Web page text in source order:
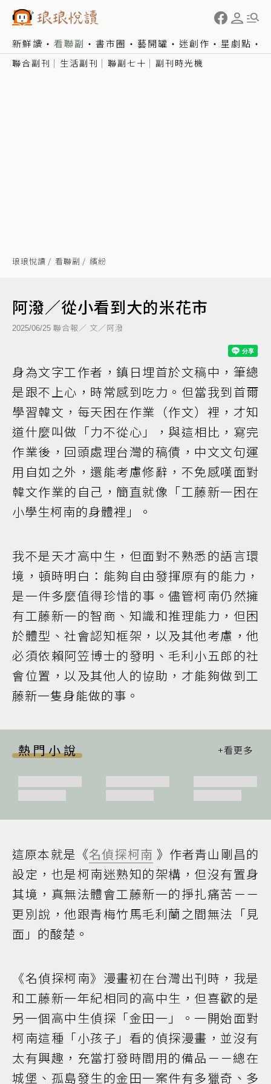
新鮮讀 看聯副 書市圈 藝開罐 迷創作 星劇點
聯合副刊 生活副刊 聯副七十 副刊時光機
琅琅悅讀 看聯副 繽紛
阿潑／從小看到大的米花市
2025/06/25 聯合報／ 文／阿潑
身為文字工作者，鎮日埋首於文稿中，筆總
是跟不上心，時常感到吃力。但當我到首爾
學習韓文，每天困在作業（作文）裡，才知
道什麼叫做「力不從心」，與這相比，寫完
作業後，回頭處理台灣的稿債，中文文句運
用自如之外，還能考慮修辭，不免感嘆面對
韓文作業的自己，簡直就像「工藤新一困在
小學生柯南的身體裡」。
我不是天才高中生，但面對不熟悉的語言環
境，頓時明白：能夠自由發揮原有的能力，
是一件多麼值得珍惜的事。儘管柯南仍然擁
有工藤新一的智商、知識和推理能力，但困
於體型、社會認知框架，以及其他考慮，他
必須依賴阿笠博士的發明、毛利小五郎的社
會位置，以及其他人的協助，才能夠做到工
藤新一隻身能做的事。
熱門小說
這原本就是《名偵探柯南 》作者青山剛昌的
設定，也是柯南迷熟知的架構，但沒有置身
其境，真無法體會工藤新一的掙扎痛苦－－
更別說，他跟青梅竹馬毛利蘭之間無法「見
面」的酸楚。
《名偵探柯南》漫畫初在台灣出刊時，我是
和工藤新一年紀相同的高中生，但喜歡的是
另一個高中生偵探「金田一」。一開始面對
柯南這種「小孩子」看的偵探漫畫，並沒有
太有興趣，充當打發時間用的備品－－總在
城堡、孤島發生的金田一案件有多獵奇、多